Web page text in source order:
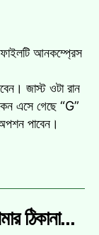
আনকম্প্রেস
জাস্ট ওটা রান
এসে গেছে “G”
পাবেন।